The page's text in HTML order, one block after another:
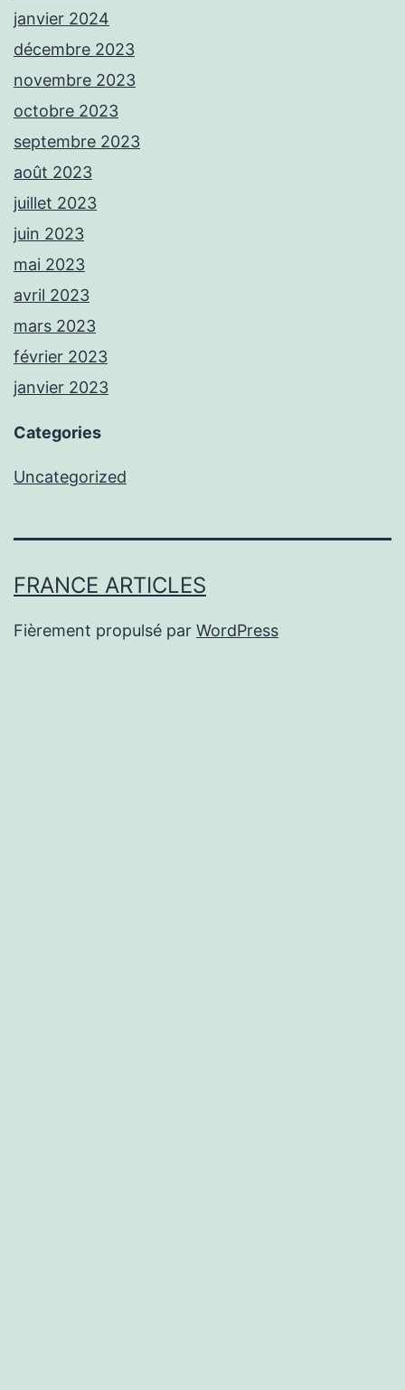
janvier 2024
décembre 2023
novembre 2023
octobre 2023
septembre 2023
août 2023
juillet 2023
juin 2023
mai 2023
avril 2023
mars 2023
février 2023
janvier 2023
Categories
Uncategorized
FRANCE ARTICLES
Fièrement propulsé par WordPress